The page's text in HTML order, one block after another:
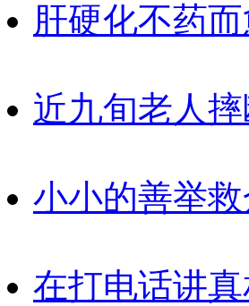
肝硬化不药
近九旬老人
小小的善举救
在打电话讲